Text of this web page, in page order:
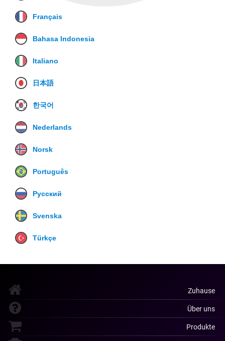
Français
Bahasa Indonesia
Italiano
日本語
한국어
Nederlands
Norsk
Português
Русский
Svenska
Türkçe
Zuhause
Über uns
Produkte